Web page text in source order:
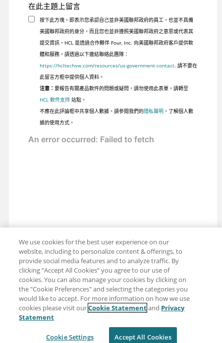
在此主題上留言
按下此方塊，即表示您承認自己並非美國聯邦政府的員工，也並不具備
美國聯邦政府的身分，而且您也並非遵照美國聯邦政府之意思或代表其
提交資訊。HCL 是透過合作夥伴 Four, Inc. 向美國聯邦政府客戶提供軟
體和服務。請透過以下連結聯絡此團隊：
https://hcltechsw.com/resources/us-government-contact. 請不要在
此留言方框中提供個人資料。
注意： 要報告有關產品軟件的問題或疑問，請勿使用此表單。請轉至
HCL 軟件支持站點。
不應在此評論框中共享個人數據。請參閱我們的隱私聲明，了解個人數
據的使用方式。
分享：電子郵件
推特
使用條款
We use cookies for the best user experience on our
website, including to personalize content & offerings, to
provide social media features and to analyze traffic. By
clicking “Accept All Cookies” you agree to our use of
cookies. You can also manage your cookies by clicking on
the "Cookie Preferences" and selecting the categories you
would like to accept. For more information on how we use
cookies please visit ourCookie Statementand Privacy
Statement
Cookie Settings Accept All Cookies